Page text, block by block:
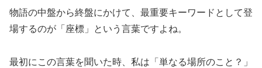
物語の中盤から終盤にかけて、最重要キーワードとして登
場するのが「座標」という言葉ですよね。
最初にこの言葉を聞いた時、私は「単なる場所のこと？」